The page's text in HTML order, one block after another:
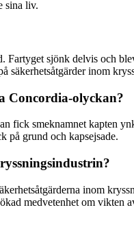
sina liv.
sjönk delvis och
säkerhetsåtgärder inom
Concordia-olyckan?
fick smeknamnet kapten
på grund och kapsejsade.
inom
medvetenhet om vikten